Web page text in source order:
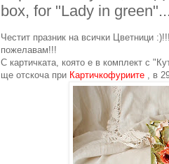
box, for "Lady in green"...
Честит празник на всички Цветници
пожелавам!!!
С картичката, която е в комплект с
ще отскоча при Картичкофуриите , в